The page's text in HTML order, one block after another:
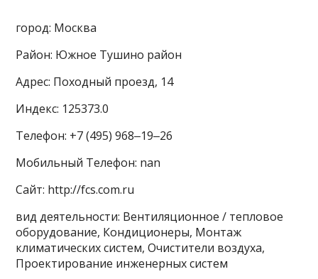
город: Москва
Район: Южное Тушино район
Адрес: Походный проезд, 14
Индекс: 125373.0
Телефон: +7 (495) 968‒19‒26
Мобильный Телефон: nan
Сайт: http://fcs.com.ru
вид деятельности: Вентиляционное / тепловое
оборудование, Кондиционеры, Монтаж
климатических систем, Очистители воздуха,
Проектирование инженерных систем